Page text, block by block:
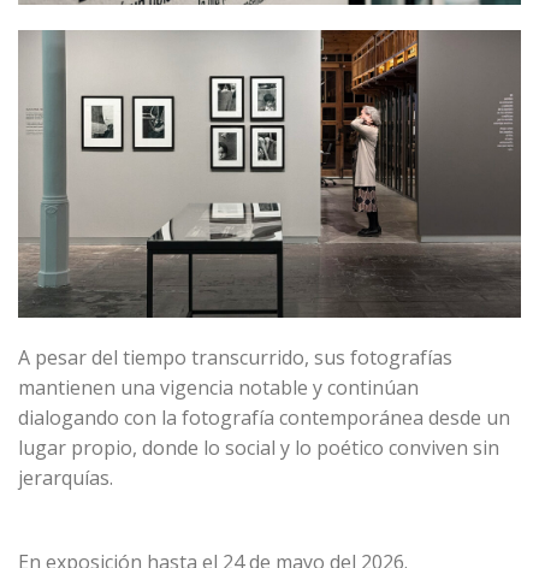
A pesar del tiempo transcurrido, sus fotografías
mantienen una vigencia notable y continúan
dialogando con la fotografía contemporánea desde un
lugar propio, donde lo social y lo poético conviven sin
jerarquías.
En exposición hasta el 24 de mayo del 2026.